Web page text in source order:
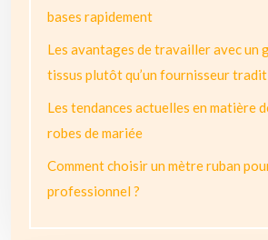
bases rapidement
Les avantages de travailler avec un
tissus plutôt qu’un fournisseur
Les tendances actuelles en matière
robes de mariée
Comment choisir un mètre ruban
professionnel ?